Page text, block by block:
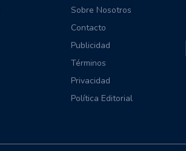
Sobre Nosotros
Contacto
Publicidad
Términos
Privacidad
Política Editorial